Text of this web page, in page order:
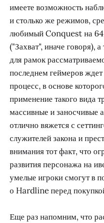
имеете возможность
и столько же режимов,
любимый Conquest на 64
("Захват", иначе говоря),
для рамок
последнем геймеров
процесс, в основе
применение такого вида
массивные и заносчивые
отлично вяжется с
служителей закона и
внимания тот факт, что
развития персонажа на
умелые игроки смогут в
о Hardline перед
Еще раз напомним, что